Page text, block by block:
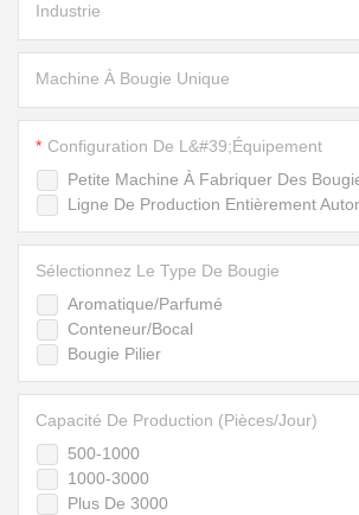
Industrie
Machine À Bougie Unique
Petite Machine À Fabriquer Des
Ligne De Production Entièrement
Configuration De L&#39;équipement
Aromatique/Parfumé
Conteneur/Bocal
Bougie Pilier
Sélectionnez Le Type De Bougie
500-1000
1000-3000
Plus De 3000
Capacité De Production (pièces/jour)